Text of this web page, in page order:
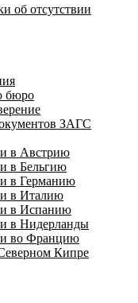
об отсутствии
бюро
ЗАГС
в Австрию
в Бельгию
в Германию
в Италию
в Испанию
в Нидерланды
во Францию
Кипре